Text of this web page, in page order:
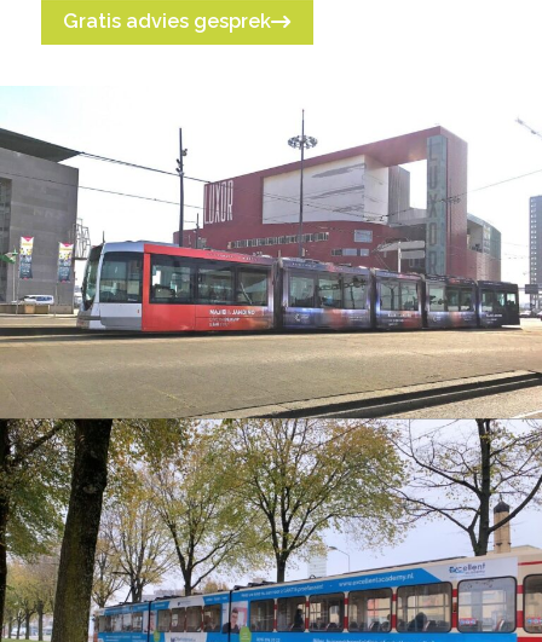
Gratis advies gesprek